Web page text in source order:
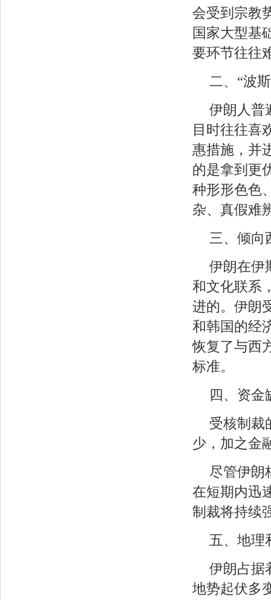
会受到宗教
国家大型基
要环节往往
二、“波
伊朗人普
目时往往喜
惠措施，并
的是拿到更
种形形色色
杂、真假难
三、倾向
伊朗在伊
和文化联系
进的。伊朗
和韩国的经
恢复了与西
标准。
四、资金
受核制裁
少，加之金
尽管伊朗
在短期内迅
制裁将持续
五、地理
伊朗占据
地势起伏多